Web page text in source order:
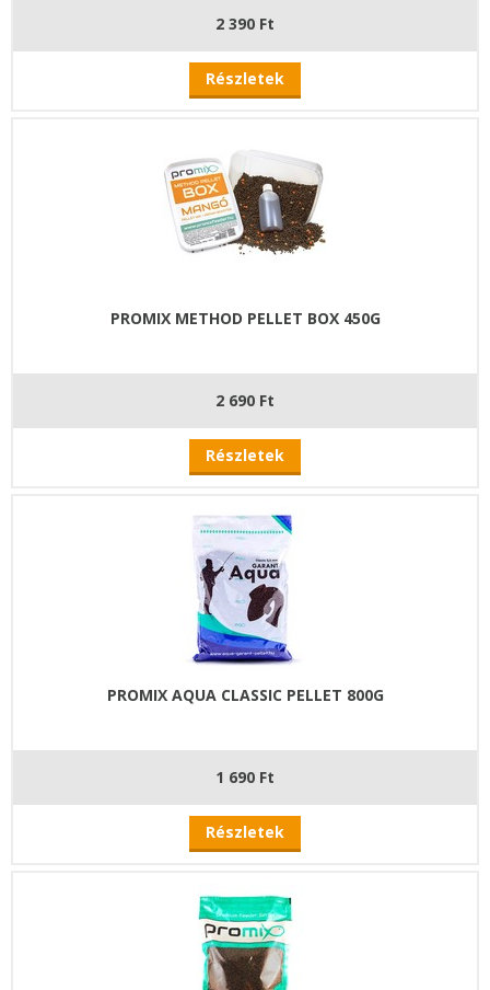
2 390 Ft
Részletek
PROMIX METHOD PELLET BOX 450G
2 690 Ft
Részletek
PROMIX AQUA CLASSIC PELLET 800G
1 690 Ft
Részletek